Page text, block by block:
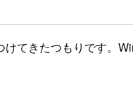
てきたつもりです。